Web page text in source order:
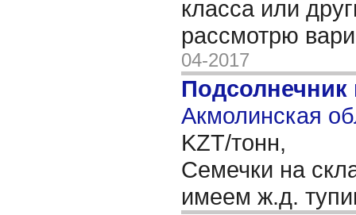
класса или
рассмотрю
04-2017
Акмолинская
KZT/тонн,
Семечки на
имеем ж.д.